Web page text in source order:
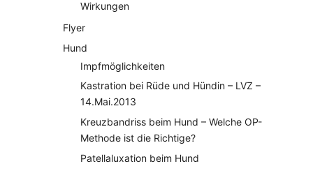
Wirkungen
Flyer
Hund
Impfmöglichkeiten
Kastration bei Rüde und Hündin – LVZ –
14.Mai.2013
Kreuzbandriss beim Hund – Welche OP-
Methode ist die Richtige?
Patellaluxation beim Hund